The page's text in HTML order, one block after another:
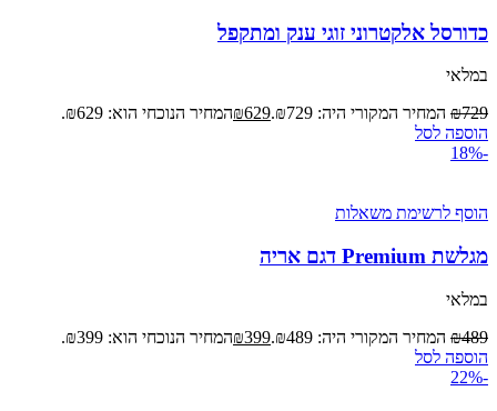
כדורסל אלקטרוני זוגי ענק ומתקפל
במלאי
₪729 המחיר המקורי היה: ₪729. ₪629
המחיר הנוכחי הוא: ₪629.
הוספה לסל
-18%
הוסף לרשימת משאלות
מגלשת Premium דגם אריה
במלאי
₪489 המחיר המקורי היה: ₪489. ₪399
המחיר הנוכחי הוא: ₪399.
הוספה לסל
-22%